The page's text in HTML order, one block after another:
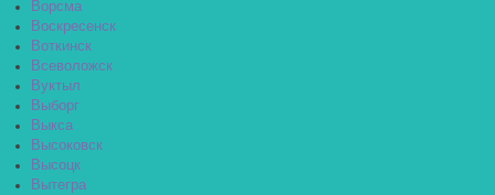
Ворсма
Воскресенск
Воткинск
Всеволожск
Вуктыл
Выборг
Выкса
Высоковск
Высоцк
Вытегра